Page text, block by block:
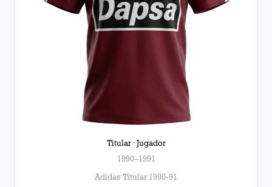
Titular · Jugador
1990–1991
Adidas Titular 1990-91